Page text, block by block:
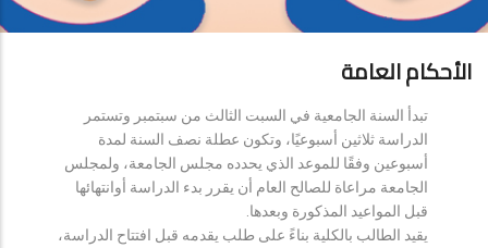
الأحكام العامة
تبدأ السنة الجامعية في السبت الثالث من سبتمبر وتستمر
الدراسة ثلاثين أسبوعيًا، وتكون عطلة نصف السنة لمدة
أسبوعين وفقًا للموعد الذي يحدده مجلس الجامعة، ولمجلس
الجامعة مراعاة للصالح العام أن يقرر بدء الدراسة أوانتهائها
قبل المواعيد المذكورة وبعدها.
يقيد الطالب بالكلية بناءً على طلب يقدمه قبل افتتاح الدراسة،